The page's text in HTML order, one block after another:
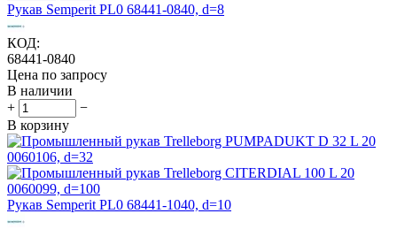
Рукав Semperit PL0 68441-0840, d=8
КОД:
68441-0840
Цена по запросу
В наличии
+
−
В корзину
Рукав Semperit PL0 68441-1040, d=10